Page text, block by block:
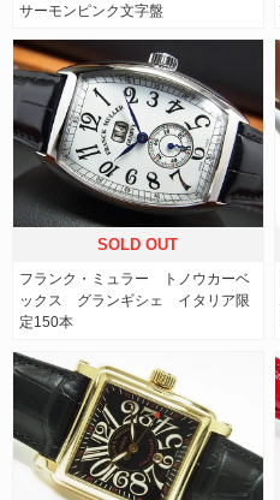
サーモンピンク文字盤
SOLD OUT
フランク・ミュラー トノウカーベ
ックス グランギシェ イタリア限
定150本